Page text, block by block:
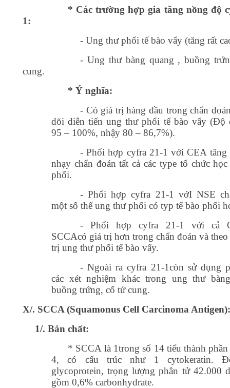
* Các trường hợp gia tăng nồng độ
1:
- Ung thư phổi tế bào vẩy (tăng rất
- Ung thư bàng quang , buồng
cung.
* Ý nghĩa:
- Có giá trị hàng đầu trong chẩn
dõi diễn tiến ung thư phổi tế bào vẩy (Độ
95 – 100%, nhậy 80 – 86,7%).
- Phối hợp cyfra 21-1 với CEA tăng
nhạy chẩn đoán tất cả các type tổ chức
phổi.
- Phối hợp cyfra 21-1 vớI NSE
một số thể ung thư phổi có typ tế bào phối
- Phối hợp cyfra 21-1 với cả
SCCAcó giá trị hơn trong chẩn đoán và
trị ung thư phổi tế bào vẩy.
- Ngoài ra cyfra 21-1còn sử dụng
các xét nghiệm khác trong ung thư
buồng trứng, cổ tử cung.
X/. SCCA (Squamonus Cell Carcinoma Antigen):
1/. Bản chất:
* SCCA là 1trong số 14 tiểu thành
4, có cấu trúc như 1 cytokeratin.
glycoprotein, trọng lượng phân tử 42.000
gồm 0,6% carbonhydrate.